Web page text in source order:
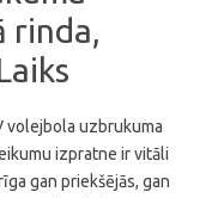
rinda,
volejbola uzbrukuma
izpratne ir vitāli
gan priekšējās, gan